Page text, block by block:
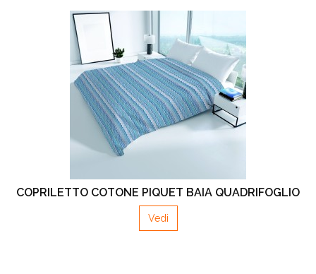
COPRILETTO COTONE PIQUET BAIA QUADRIFOGLIO
Vedi